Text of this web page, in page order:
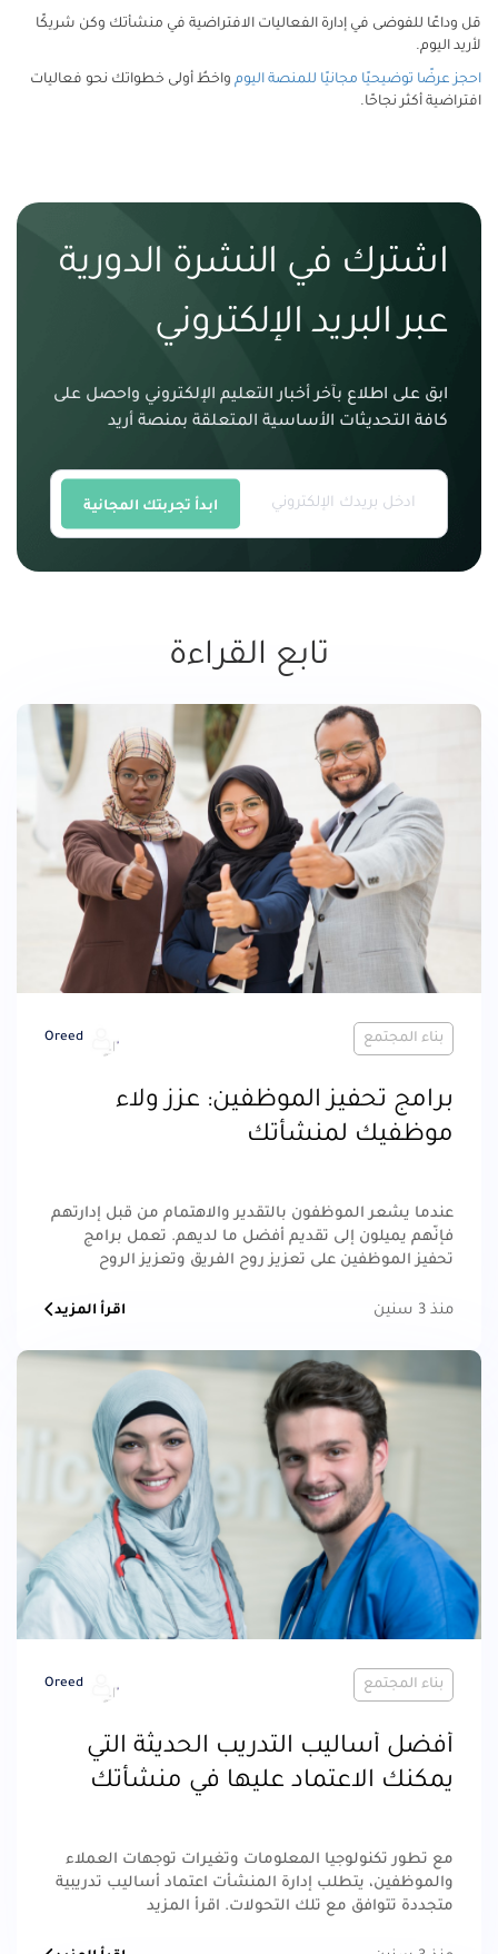
قل وداعًا للفوضى في إدارة الفعاليات الافتراضية في منشأتك وكن شريكًا
لأريد اليوم.
احجز عرضًا توضيحيًا مجانيًا للمنصة اليوم واخطُ أولى خطواتك نحو فعاليات
افتراضية أكثر نجاحًا.
اشترك في النشرة الدورية
عبر البريد الإلكتروني
ابق على اطلاع بآخر أخبار التعليم الإلكتروني واحصل على
كافة التحديثات الأساسية المتعلقة بمنصة أريد
ابدأ تجربتك المجانية
تابع القراءة
بناء المجتمع Oreed
برامج تحفيز الموظفين: عزز ولاء
موظفيك لمنشأتك
عندما يشعر الموظفون بالتقدير والاهتمام من قبل إدارتهم
فإنّهم يميلون إلى تقديم أفضل ما لديهم. تعمل برامج
تحفيز الموظفين على تعزيز روح الفريق وتعزيز الروح
التفاعلات وزيادة التعاون بين أعضاء الفريق.
منذ 3 سنين اقرأ المزيد
بناء المجتمع Oreed
أفضل أساليب التدريب الحديثة التي
يمكنك الاعتماد عليها في منشأتك
مع تطور تكنولوجيا المعلومات وتغيرات توجهات العملاء
والموظفين، يتطلب إدارة المنشأت اعتماد أساليب تدريبية
متجددة تتوافق مع تلك التحولات. اقرأ المزيد